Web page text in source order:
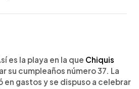
es la playa en la que Chiquis
su cumpleaños número 37. La
gastos y se dispuso a celebrar